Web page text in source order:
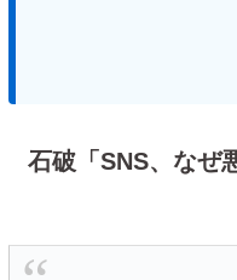
石破「SNS、なぜ